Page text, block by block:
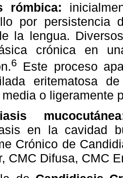
rómbica:
por
la lengua.
crónica en
6
Este proceso
eritematosa
o ligeramente
en la cavidad
Crónico de
CMC Difusa, CMC